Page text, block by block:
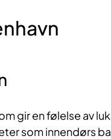
gir en følelse av
som innendørs